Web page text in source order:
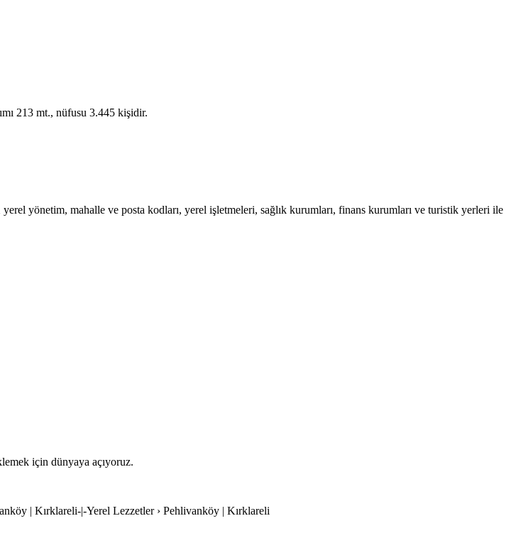
213 mt., nüfusu 3.445 kişidir.
yönetim, mahalle ve posta kodları, yerel işletmeleri, sağlık kurumları, finans kurumları ve turistik yerleri ile
için dünyaya açıyoruz.
| Kırklareli-|-Yerel Lezzetler › Pehlivanköy | Kırklareli